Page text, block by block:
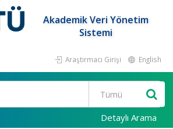
Akademik Veri Yönetim
Sistemi
Araştırmacı Girişi English
Detaylı Arama